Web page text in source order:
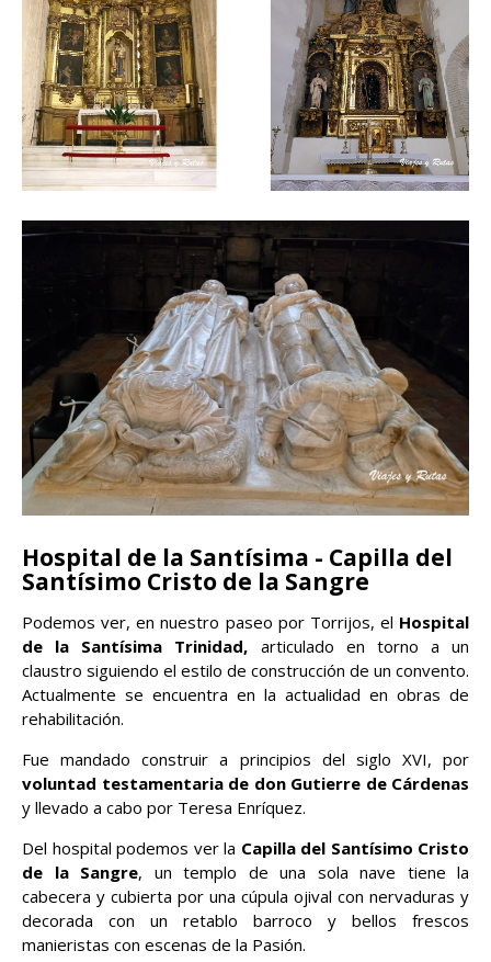
Hospital de la Santísima - Capilla del
Santísimo Cristo de la Sangre
Podemos ver, en nuestro paseo por Torrijos, el Hospital
de la Santísima Trinidad, articulado en torno a un
claustro siguiendo el estilo de construcción de un convento.
Actualmente se encuentra en la actualidad en obras de
rehabilitación.
Fue mandado construir a principios del siglo XVI, por
voluntad testamentaria de don Gutierre de Cárdenas
y llevado a cabo por Teresa Enríquez.
Del hospital podemos ver la Capilla del Santísimo Cristo
de la Sangre, un templo de una sola nave tiene la
cabecera y cubierta por una cúpula ojival con nervaduras y
decorada con un retablo barroco y bellos frescos
manieristas con escenas de la Pasión.